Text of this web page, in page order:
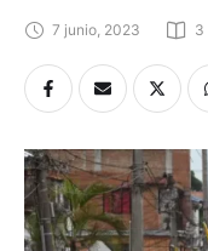
7 junio, 2023 3